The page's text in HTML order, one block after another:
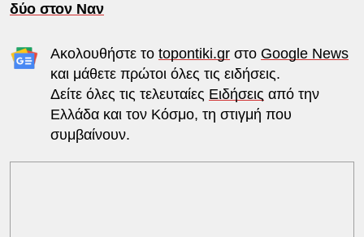
δύο στον Ναν
Ακολουθήστε το topontiki.grστο Google News
και μάθετε πρώτοι όλες τις ειδήσεις.
Δείτε όλες τις τελευταίες Ειδήσεις από την
Ελλάδα και τον Κόσμο, τη στιγμή που
συμβαίνουν.